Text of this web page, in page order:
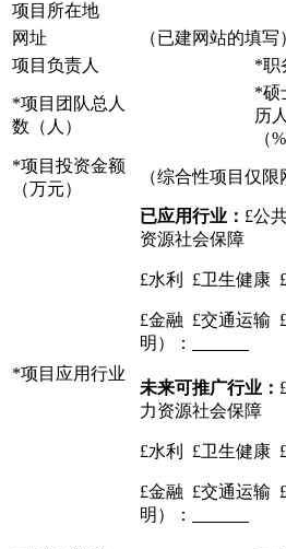
项目所在地
网址
（已建网站的填写
项目负责人
*职
*项目团队总人
数（人）
*硕
历
（
*项目投资金额
（万元）
（综合性项目仅限
*项目应用行业
已应用行业： £公
资源社会保障
£水利 £卫生健康
£金融 £交通运输
明）：
未来可推广行业：
力资源社会保障
£水利 £卫生健康
£金融 £交通运输
明）：